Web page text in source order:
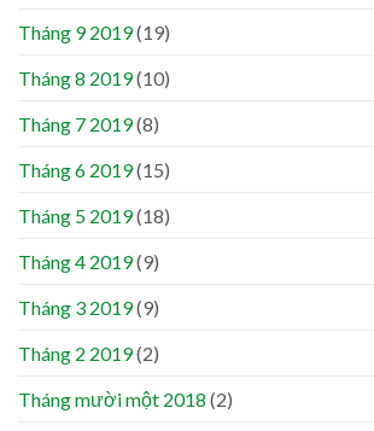
Tháng 9 2019(19)
Tháng 8 2019(10)
Tháng 7 2019(8)
Tháng 6 2019(15)
Tháng 5 2019(18)
Tháng 4 2019(9)
Tháng 3 2019(9)
Tháng 2 2019(2)
Tháng mười một 2018 (2)